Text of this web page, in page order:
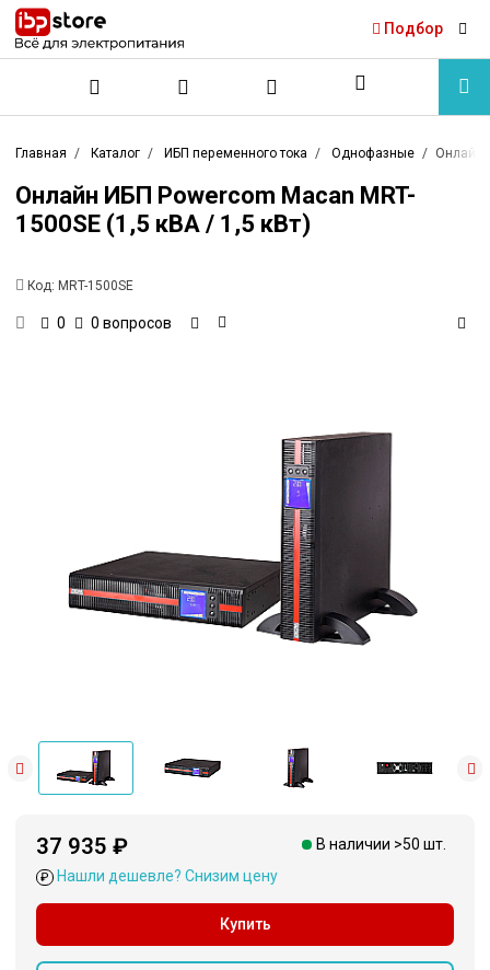
Подбор
Главная Каталог ИБП переменного тока Однофазные Онлайн
Онлайн ИБП Powercom Macan MRT-
1500SE (1,5 кВА / 1,5 кВт)
Код: MRT-1500SE
0 0 вопросов
37 935 ₽ В наличии >50 шт.
₽ Нашли дешевле? Снизим цену
Купить